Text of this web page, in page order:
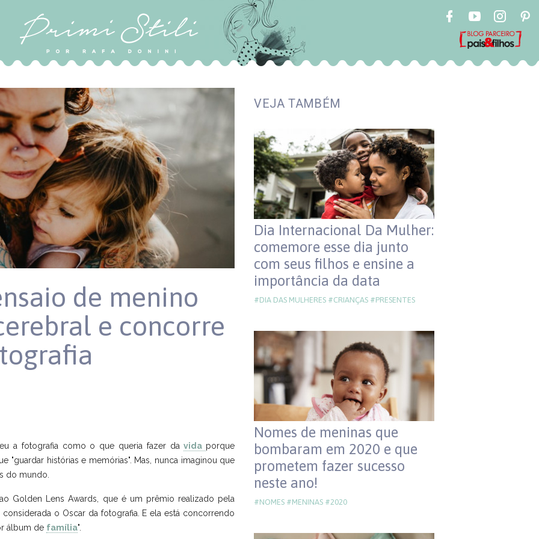
de menino
e concorre
a fotografia como o que queria fazer davida porque
"guardar histórias e memórias". Mas, nunca imaginou que
do mundo.
Golden Lens Awards, que é um prêmio realizado pela
o Oscar da fotografia. E ela está concorrendo
álbum de família".
VEJA TAMBÉM
Dia Internacional Da Mulher:
comemore esse dia junto
com seus filhos e ensine a
importância da data
#DIA DAS MULHERES #CRIANÇAS #PRESENTES
Nomes de meninas que
bombaram em 2020 e que
prometem fazer sucesso
neste ano!
#NOMES #MENINAS #2020